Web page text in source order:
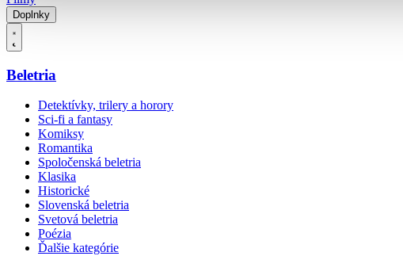
Doplnky
Beletria
Detektívky, trilery a horory
Sci-fi a fantasy
Komiksy
Romantika
Spoločenská beletria
Klasika
Historické
Slovenská beletria
Svetová beletria
Poézia
Ďalšie kategórie